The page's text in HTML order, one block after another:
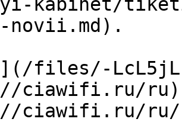
novii.md).
files/-
ciawifi.ru/ru)|
ciawifi.ru/ru/